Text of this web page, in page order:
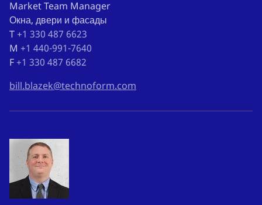
Market Team Manager
Окна, двери и фасады
T +1 330 487 6623
M +1 440-991-7640
F +1 330 487 6682
bill.blazek@technoform.com